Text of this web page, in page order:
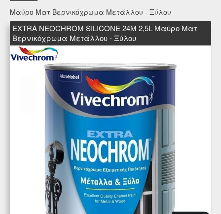
Μαύρο Ματ Βερνικόχρωμα Μετάλλου - Ξύλου
EXTRA NEOCHROM SILICONE 24Μ 2,5L Μαύρο Ματ
Βερνικόχρωμα Μετάλλου - Ξύλου